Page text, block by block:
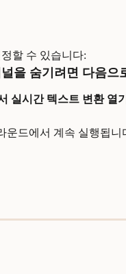
할 수 있습니다:
을 숨기려면 다음으
실시간 텍스트 변환 열
드에서 계속 실행됩니